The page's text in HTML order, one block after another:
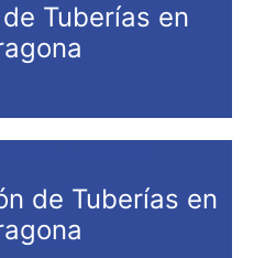
Tuberías en
de Tuberías en